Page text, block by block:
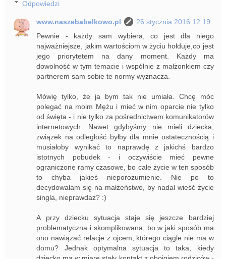
Odpowiedzi
www.naszebabelkowo.pl
26 stycznia 2016 12:19
Pewnie - każdy sam wybiera, co jest dla niego
najważniejsze, jakim wartościom w życiu hołduje,co jest
jego priorytetem na dany moment. Każdy ma
dowolność w tym temacie i wspólnie z małżonkiem czy
partnerem sam sobie te normy wyznacza.
Mówię tylko, że ja bym tak nie umiała. Chcę móc
polegać na moim Mężu i mieć w nim oparcie nie tylko
od święta - i nie tylko za pośrednictwem komunikatorów
internetowych. Nawet gdybyśmy nie mieli dziecka,
związek na odległość byłby dla mnie ostatecznością i
musiałoby wynikać to naprawdę z jakichś bardzo
istotnych pobudek - i oczywiście mieć pewne
ograniczone ramy czasowe, bo całe życie w ten sposób
to chyba jakieś nieporozumienie. Nie po to
decydowałam się na małżeństwo, by nadal wieść życie
singla, nieprawdaż? :)
A przy dziecku sytuacja staje się jeszcze bardziej
problematyczna i skomplikowana, bo w jaki sposób ma
ono nawiązać relacje z ojcem, którego ciągle nie ma w
domu? Jednak optymalna sytuacja to taka, kiedy